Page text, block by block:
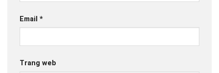
Email *
Trang web